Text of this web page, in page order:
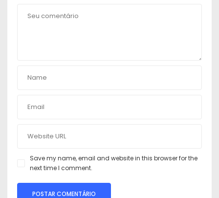
Save my name, email and website in this browser for the
next time I comment.